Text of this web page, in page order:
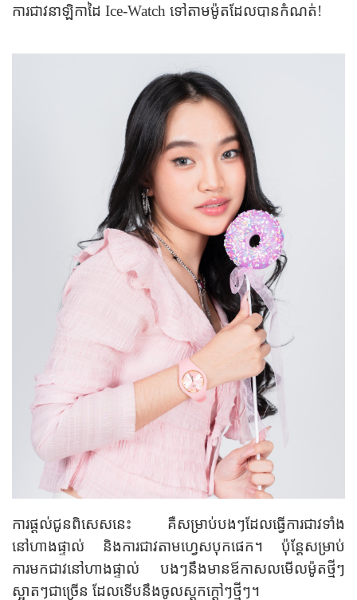
ការជាវនាឡិកាដៃ Ice-Watch ទៅតាមម៉ូតដែលបានកំណត់!
ការផ្តល់ជូនពិសេសនេះ គឺសម្រាប់បងៗដែលធ្វើការជាវទាំង
នៅហាងផ្ទាល់ និងការជាវតាម​ហ្វេសបុកផេក។ ប៉ុន្តែសម្រាប់
ការមកជាវនៅហាងផ្ទាល់ បងៗនឹងមានឪកាសលមើលម៉ូតថ្មីៗ
ស្អាតៗជាច្រើន ដែលទើបនឹងចូលស្តុកក្តៅៗថ្មីៗ។